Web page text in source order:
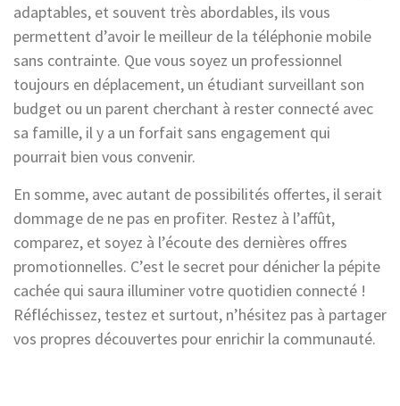
adaptables, et souvent très abordables, ils vous
permettent d’avoir le meilleur de la téléphonie mobile
sans contrainte. Que vous soyez un professionnel
toujours en déplacement, un étudiant surveillant son
budget ou un parent cherchant à rester connecté avec
sa famille, il y a un forfait sans engagement qui
pourrait bien vous convenir.
En somme, avec autant de possibilités offertes, il serait
dommage de ne pas en profiter. Restez à l’affût,
comparez, et soyez à l’écoute des dernières offres
promotionnelles. C’est le secret pour dénicher la pépite
cachée qui saura illuminer votre quotidien connecté !
Réfléchissez, testez et surtout, n’hésitez pas à partager
vos propres découvertes pour enrichir la communauté.